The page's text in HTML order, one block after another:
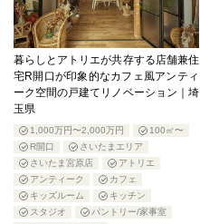
暮らしとアトリエが共存する店舗兼住
宅R開口が印象的なカフェ風アンティ
ーク空間の戸建てリノベーション｜埼
玉県
1,000万円〜2,000万円
100㎡〜
R開口
さいたまエリア
さいたま宮原店
アトリエ
アンティーク
カフェ
キッズルーム
キッチン
スタジオ
パントリー/家事室